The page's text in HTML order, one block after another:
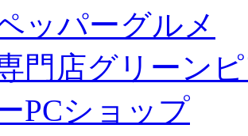
ッパーグルメ
門店グリーン
PCショップ